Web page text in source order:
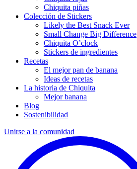
Chiquita piñas
Colección de Stickers
Likely the Best Snack Ever
Small Change Big Difference
Chiquita O’clock
Stickers de ingredientes
Recetas
El mejor pan de banana
Ideas de recetas
La historia de Chiquita
Mejor banana
Blog
Sostenibilidad
Unirse a la comunidad